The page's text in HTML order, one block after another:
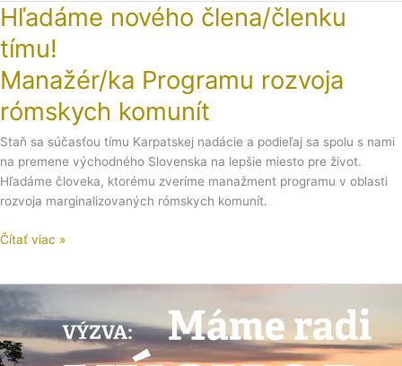
Hľadáme nového člena/členku
tímu!
Manažér/ka Programu rozvoja
rómskych komunít
Staň sa súčasťou tímu Karpatskej nadácie a podieľaj sa spolu s nami
na premene východného Slovenska na lepšie miesto pre život.
Hľadáme človeka, ktorému zveríme manažment programu v oblasti
rozvoja marginalizovaných rómskych komunít.
Hľadáme
nového
člena/
členku
tímu!
Manažér/ka
rozvoja
rómskych
komunít
Čítať viac »
Grantový
program
„Máme
radi